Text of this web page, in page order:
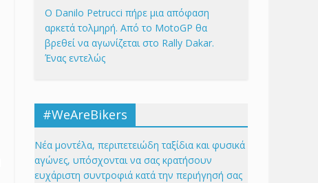
Ο Danilo Petrucci πήρε μια απόφαση
αρκετά τολμηρή. Από το MotoGP θα
βρεθεί να αγωνίζεται στο Rally Dakar.
Ένας εντελώς
#WeAreBikers
Νέα μοντέλα, περιπετειώδη ταξίδια και φυσικά
αγώνες, υπόσχονται να σας κρατήσουν
ευχάριστη συντροφιά κατά την περιήγησή σας